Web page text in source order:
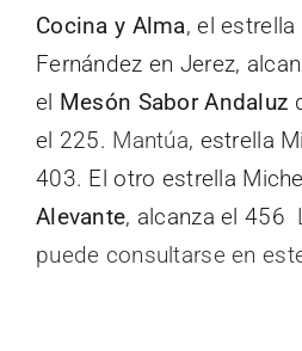
Cocina y Alma, el
Fernández en Jerez,
el Mesón Sabor Andaluz
el 225. Mantúa, estrella
403. El otro estrella
Alevante, alcanza el 456
puede consultarse en